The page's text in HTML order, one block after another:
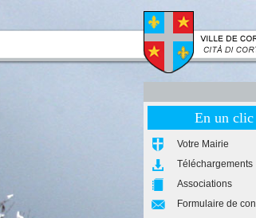
En un clic
Votre Mairie
Téléchargements
Associations
Formulaire de